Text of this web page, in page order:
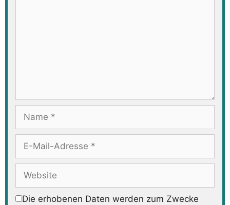
Name
Adresse
Website
Die erhobenen Daten werden zum Zwecke